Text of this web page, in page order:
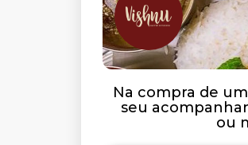
Na compra de
seu
ou